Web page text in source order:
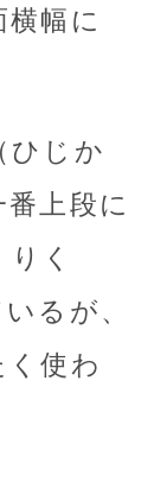
幅に
ひじか
上段に
く
るが、
使わ